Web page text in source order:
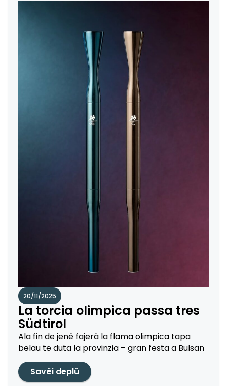
20/11/2025
La torcia olimpica passa tres
Südtirol
Ala fin de jené fajerà la flama olimpica tapa
belau te duta la provinzia – gran festa a Bulsan
Savëi deplü